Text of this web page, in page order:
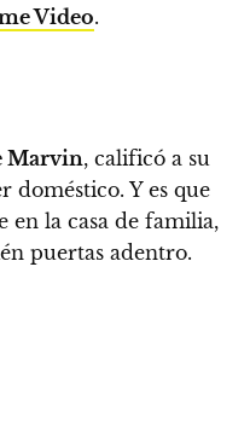
Video.
Marvin, calificó a su
Y es que
en la casa de familia,
puertas adentro.